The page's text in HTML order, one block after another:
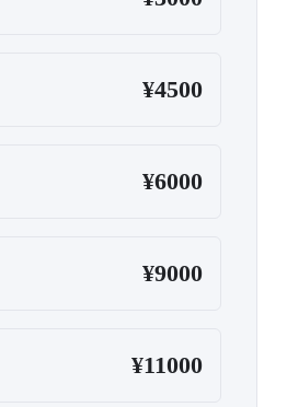
¥4500
¥6000
¥9000
¥11000